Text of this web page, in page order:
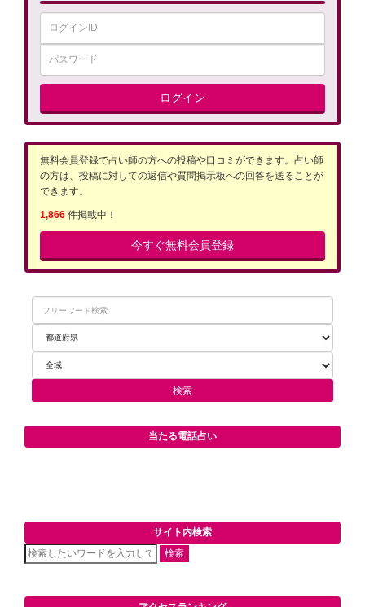
ログイン
無料会員登録で占い師の方への投稿や口コミができます。占い師
の方は、投稿に対しての返信や質問掲示板への回答を送ることが
できます。
1,866 件掲載中！
今すぐ無料会員登録
当たる電話占い
サイト内検索
検索